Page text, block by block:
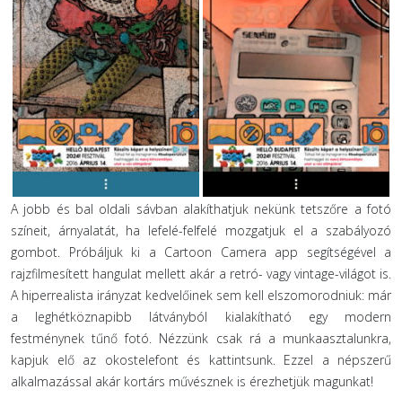
A jobb és bal oldali sávban alakíthatjuk nekünk tetszőre a fotó
színeit, árnyalatát, ha lefelé-felfelé mozgatjuk el a szabályozó
gombot. Próbáljuk ki a Cartoon Camera app segítségével a
rajzfilmesített hangulat mellett akár a retró- vagy vintage-világot is.
A hiperrealista irányzat kedvelőinek sem kell elszomorodniuk: már
a leghétköznapibb látványból kialakítható egy modern
festménynek tűnő fotó. Nézzünk csak rá a munkaasztalunkra,
kapjuk elő az okostelefont és kattintsunk. Ezzel a népszerű
alkalmazással akár kortárs művésznek is érezhetjük magunkat!